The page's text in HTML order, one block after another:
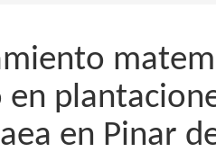
en
en Pinar